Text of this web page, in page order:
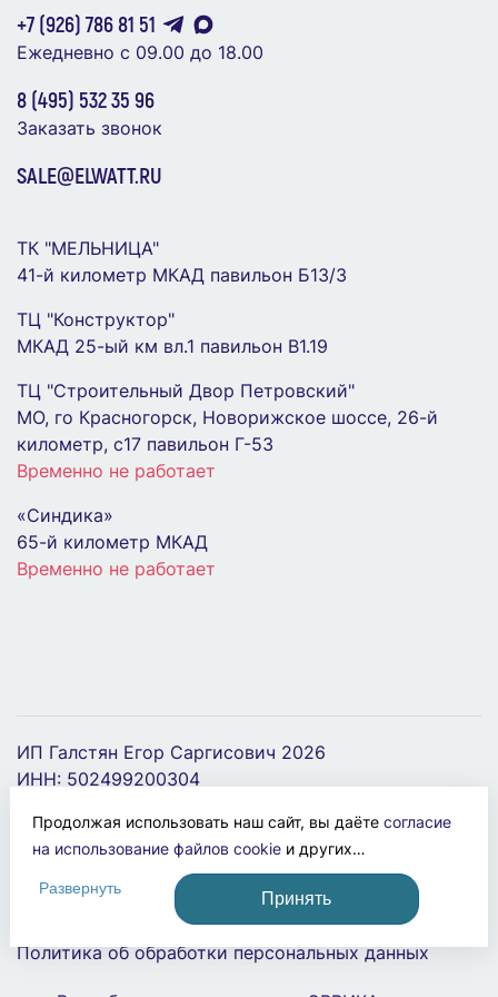
Плата монтажная частичная фронтальная для
R6MPP04800
1 636 ₽
В Корзину
1 321 ₽
В Корзину
1" EKF pk-1-13-10
997 ₽
247 ₽
В Корзину
+7 (926) 786 81 51
Ежедневно с 09.00 до 18.00
8 (495) 532 35 96
Заказать звонок
SALE@ELWATT.RU
ТК "МЕЛЬНИЦА"
41-й километр МКАД павильон Б13/3
ТЦ "Конструктор"
МКАД 25-ый км вл.1 павильон В1.19
ТЦ "Строительный Двор Петровский"
МО, го Красногорск, Новорижское шоссе, 26-й
километр, с17 павильон Г-53
Временно не работает
«Синдика»
65-й километр МКАД
Временно не работает
ИП Галстян Егор Саргисович 2026
ИНН: 502499200304
Политика конфиденциальности
Политика об использовании файлов cookies
Политика об обработки персональных данных
Продолжая использовать наш сайт, вы даёте согласие
на использование файлов cookieи других
пользовательских данных (включая IP-адрес, сведения
о местоположении, устройстве, действиях на сайте и т.
п.) для функционирования сайта, проведения
статистических исследований, ретаргетинга и
Развернуть
Принять